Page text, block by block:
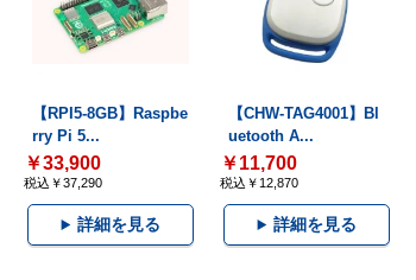
【RPI5-8GB】Raspbe
rry Pi 5...
￥33,900
税込￥37,290
詳細を見る
【CHW-TAG4001】Bl
uetooth A...
￥11,700
税込￥12,870
詳細を見る